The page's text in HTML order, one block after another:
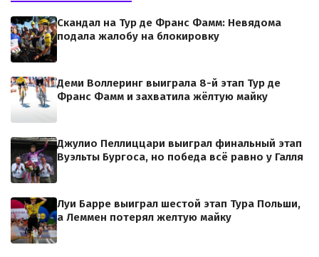
Скандал на Тур де Франс Фамм: Невядома
подала жалобу на блокировку
Деми Воллеринг выиграла 8-й этап Тур де
Франс Фамм и захватила жёлтую майку
Джулио Пеллиццари выиграл финальный этап
Вуэльты Бургоса, но победа всё равно у Галля
Луи Барре выиграл шестой этап Тура Польши,
а Леммен потерял желтую майку